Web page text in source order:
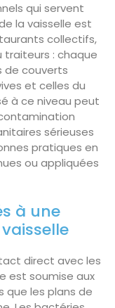
qui servent
la vaisselle est
collectifs,
: chaque
de couverts
et celles du
à ce niveau peut
sérieuses
pratiques en
ou appliquées
à une
direct avec les
est soumise aux
que les plans de